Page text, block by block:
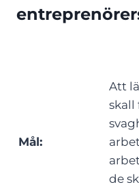
Mål:
Att
skall
de